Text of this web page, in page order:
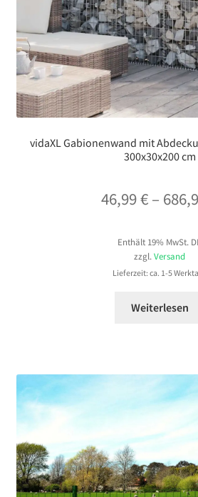
vidaXL Gabionenwand mit
300x30x200 cm
46,99€ –
Enthält 19% MwSt.
zzgl. Versand
Lieferzeit: ca. 1-5
Weiterlesen